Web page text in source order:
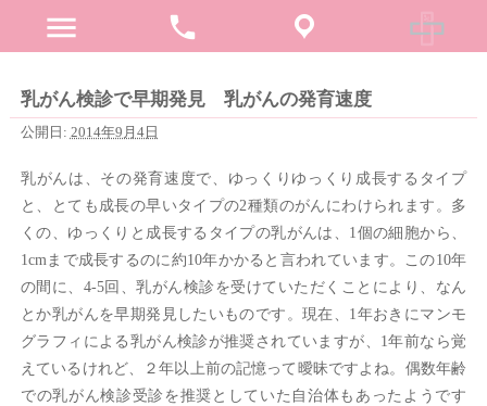
menu phone
乳がん検診で早期発見 乳がんの発育速度
公開日: 2014年9月4日
乳がんは、その発育速度で、ゆっくりゆっくり成長するタイプ
と、とても成長の早いタイプの2種類のがんにわけられます。多
くの、ゆっくりと成長するタイプの乳がんは、1個の細胞から、
1cmまで成長するのに約10年かかると言われています。この10年
の間に、4-5回、乳がん検診を受けていただくことにより、なん
とか乳がんを早期発見したいものです。現在、1年おきにマンモ
グラフィによる乳がん検診が推奨されていますが、1年前なら覚
えているけれど、２年以上前の記憶って曖昧ですよね。偶数年齢
での乳がん検診受診を推奨としていた自治体もあったようです